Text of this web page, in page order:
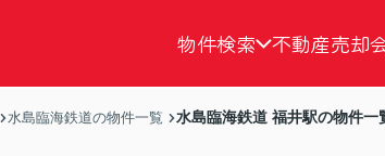
物件検索 不動産売却
水島臨海鉄道の物件一覧 水島臨海鉄道 福井駅の物件一